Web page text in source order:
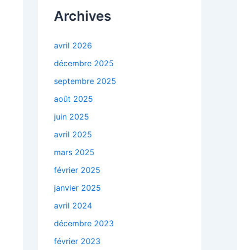
Archives
avril 2026
décembre 2025
septembre 2025
août 2025
juin 2025
avril 2025
mars 2025
février 2025
janvier 2025
avril 2024
décembre 2023
février 2023